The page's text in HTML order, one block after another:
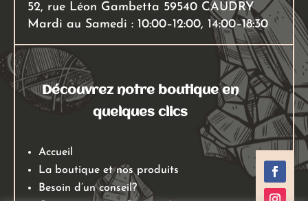
52, rue Léon Gambetta 59540 CAUDRY
Mardi au Samedi : 10:00–12:00, 14:00–18:30
Découvrez notre boutique en
quelques clics
Accueil
La boutique et nos produits
Besoin d’un conseil?